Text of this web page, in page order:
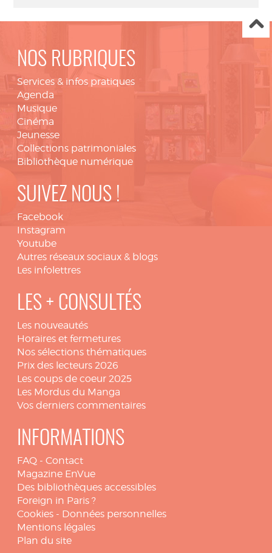
NOS RUBRIQUES
Services & infos pratiques
Agenda
Musique
Cinéma
Jeunesse
Collections patrimoniales
Bibliothèque numérique
SUIVEZ NOUS !
Facebook
Instagram
Youtube
Autres réseaux sociaux & blogs
Les infolettres
LES + CONSULTÉS
Les nouveautés
Horaires et fermetures
Nos sélections thématiques
Prix des lecteurs 2026
Les coups de coeur 2025
Les Mordus du Manga
Vos derniers commentaires
INFORMATIONS
FAQ - Contact
Magazine EnVue
Des bibliothèques accessibles
Foreign in Paris ?
Cookies - Données personnelles
Mentions légales
Plan du site